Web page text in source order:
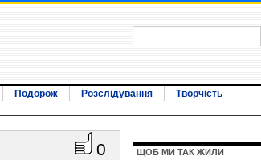
Подорож Розслідування Творчість
0 ЩОБ МИ ТАК ЖИЛИ